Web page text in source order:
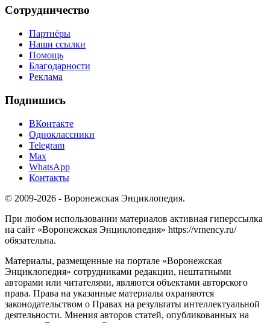
Сотрудничество
Партнёры
Наши ссылки
Помощь
Благодарности
Реклама
Подпишись
ВКонтакте
Одноклассники
Telegram
Max
WhatsApp
Контакты
© 2009-2026 - Воронежская Энциклопедия.
При любом использовании материалов активная гиперссылка
на сайт «Воронежская Энциклопедия» https://vrnency.ru/
обязательна.
Материалы, размещенные на портале «Воронежская
Энциклопедия» сотрудниками редакции, нештатными
авторами или читателями, являются объектами авторского
права. Права на указанные материалы охраняются
законодательством о Правах на результаты интеллектуальной
деятельности. Мнения авторов статей, опубликованных на